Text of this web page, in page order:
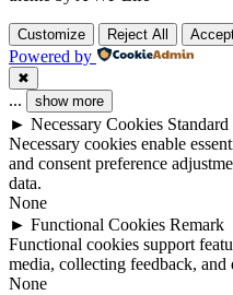
Customize Reject All
Powered by
✖
... show more
► Necessary Cookies Standard
Necessary cookies enable
and consent preference
data.
None
► Functional Cookies Remark
Functional cookies support
media, collecting feedback,
None